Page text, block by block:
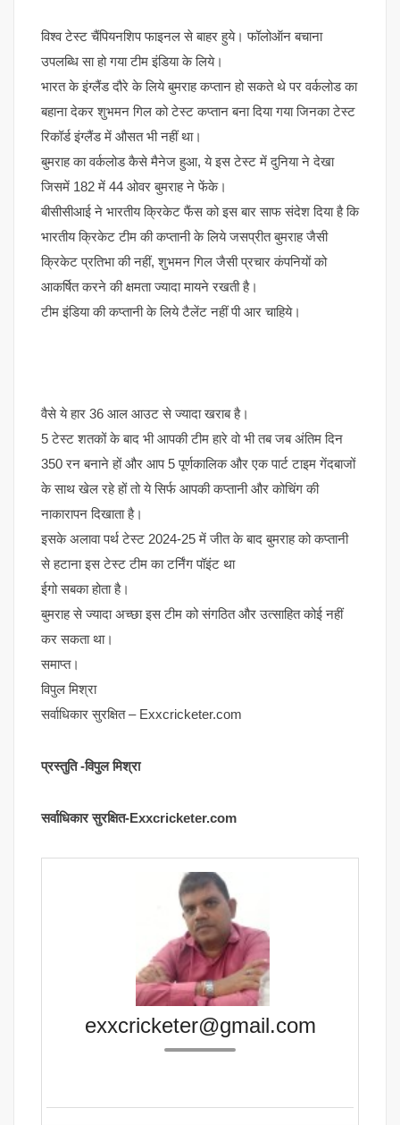
विश्व टेस्ट चैंपियनशिप फाइनल से बाहर हुये। फॉलोऑन बचाना
उपलब्धि सा हो गया टीम इंडिया के लिये।
भारत के इंग्लैंड दौरे के लिये बुमराह कप्तान हो सकते थे पर वर्कलोड का
बहाना देकर शुभमन गिल को टेस्ट कप्तान बना दिया गया जिनका टेस्ट
रिकॉर्ड इंग्लैंड में औसत भी नहीं था।
बुमराह का वर्कलोड कैसे मैनेज हुआ, ये इस टेस्ट में दुनिया ने देखा
जिसमें 182 में 44 ओवर बुमराह ने फेंके।
बीसीसीआई ने भारतीय क्रिकेट फैंस को इस बार साफ संदेश दिया है कि
भारतीय क्रिकेट टीम की कप्तानी के लिये जसप्रीत बुमराह जैसी
क्रिकेट प्रतिभा की नहीं, शुभमन गिल जैसी प्रचार कंपनियों को
आकर्षित करने की क्षमता ज्यादा मायने रखती है।
टीम इंडिया की कप्तानी के लिये टैलेंट नहीं पी आर चाहिये।
वैसे ये हार 36 आल आउट से ज्यादा खराब है।
5 टेस्ट शतकों के बाद भी आपकी टीम हारे वो भी तब जब अंतिम दिन
350 रन बनाने हों और आप 5 पूर्णकालिक और एक पार्ट टाइम गेंदबाजों
के साथ खेल रहे हों तो ये सिर्फ आपकी कप्तानी और कोचिंग की
नाकारापन दिखाता है।
इसके अलावा पर्थ टेस्ट 2024-25 में जीत के बाद बुमराह को कप्तानी
से हटाना इस टेस्ट टीम का टर्निंग पॉइंट था
ईगो सबका होता है।
बुमराह से ज्यादा अच्छा इस टीम को संगठित और उत्साहित कोई नहीं
कर सकता था।
समाप्त।
विपुल मिश्रा
सर्वाधिकार सुरक्षित – Exxcricketer.com
प्रस्तुति -विपुल मिश्रा
सर्वाधिकार सुरक्षित-Exxcricketer.com
exxcricketer@gmail.com